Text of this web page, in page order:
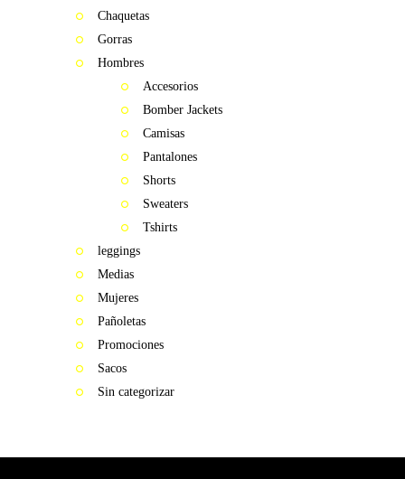
Chaquetas
Gorras
Hombres
Accesorios
Bomber Jackets
Camisas
Pantalones
Shorts
Sweaters
Tshirts
leggings
Medias
Mujeres
Pañoletas
Promociones
Sacos
Sin categorizar